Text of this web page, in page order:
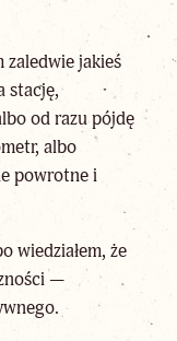
zaledwie jakieś
stację,
od razu pójdę
albo
powrotne i
wiedziałem, że
—